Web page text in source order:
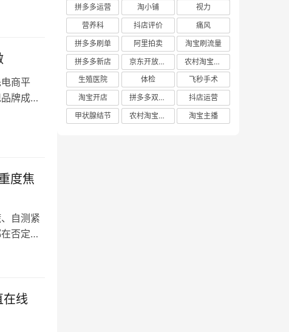
商平
牌成
度焦
自测紧
否定自
在线
拼多多运营
淘小铺
视力
营养科
抖店评价
痛风
拼多多刷单
阿里拍卖
淘宝刷流量
拼多多新店
京东开放平台
农村淘宝快递
生殖医院
体检
飞秒手术
淘宝开店
拼多多双十二
抖店运营
甲状腺结节
农村淘宝店铺 淘宝主播